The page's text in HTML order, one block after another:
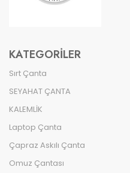
KATEGORILER
Sırt Çanta
SEYAHAT ÇANTA
KALEMLİK
Laptop Çanta
Çapraz Askılı Çanta
Omuz Çantası